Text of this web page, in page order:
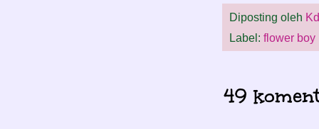
Diposting oleh
Label: flower boy
49